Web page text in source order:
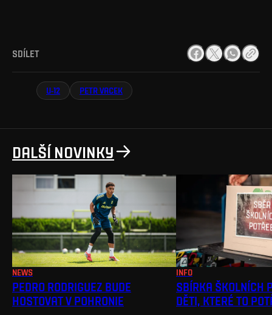
SDÍLET
U-12 PETR VACEK
DALŠÍ NOVINKY
NEWS
PEDRO RODRIGUEZ BUDE
HOSTOVAT V POHRONIE
INFO
SBÍRKA ŠKOLNÍCH
DĚTI, KTERÉ TO